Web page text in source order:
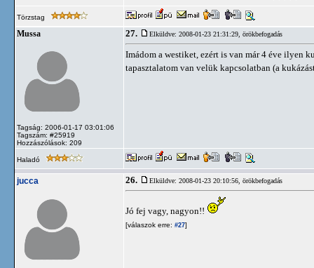
Törzstag
Mussa
Tagság: 2006-01-17 03:01:06
Tagszám: #25919
Hozzászólások: 209
27. Elküldve: 2008-01-23 21:31:29, örökbefogadás
Imádom a westiket, ezért is van már 4 éve ilyen
tapasztalatom van velük kapcsolatban (a
Haladó
jucca 26. Elküldve: 2008-01-23 20:10:56, örökbefogadás
Jó fej vagy, nagyon!!
[válaszok erre: #27]